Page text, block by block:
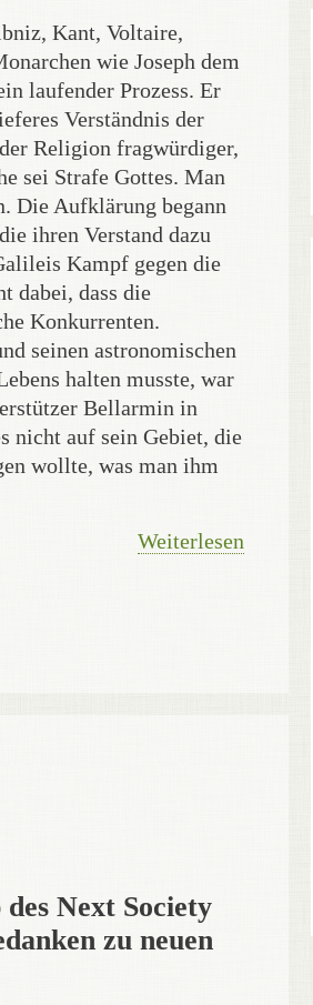
Kant, Voltaire,
wie Joseph dem
laufender Prozess. Er
Verständnis der
Religion fragwürdiger,
sei Strafe Gottes. Man
Die Aufklärung begann
ihren Verstand dazu
Kampf gegen die
dabei, dass die
Konkurrenten.
seinen astronomischen
halten musste, war
Bellarmin in
nicht auf sein Gebiet, die
wollte, was man ihm
Weiterlesen
Next Society
zu neuen